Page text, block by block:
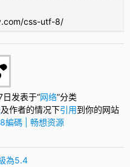
css-utf-8/
发表于“网络”分类
及作者的情况下引用到你的网站
編碼 | 畅想资源
為5.4